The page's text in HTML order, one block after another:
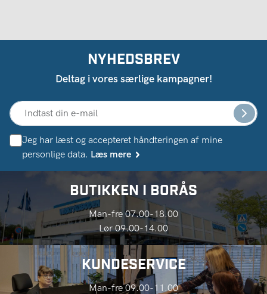
NYHEDSBREV
Deltag i vores særlige kampagner!
Jeg har læst og accepteret håndteringen af ​​mine
personlige data. Læs mere
BUTIKKEN I BORÅS
Man-fre 07.00-18.00
Lør 09.00-14.00
KUNDESERVICE
Man-fre 09.00-11.00